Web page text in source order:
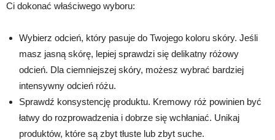
Ci dokonać właściwego wyboru:
Wybierz odcień, który pasuje do Twojego koloru skóry. Jeśli
masz jasną skórę, lepiej sprawdzi się delikatny różowy
odcień. Dla ciemniejszej skóry, możesz wybrać bardziej
intensywny odcień różu.
Sprawdź konsystencję produktu. Kremowy róż powinien być
łatwy do rozprowadzenia i dobrze się wchłaniać. Unikaj
produktów, które są zbyt tłuste lub zbyt suche.